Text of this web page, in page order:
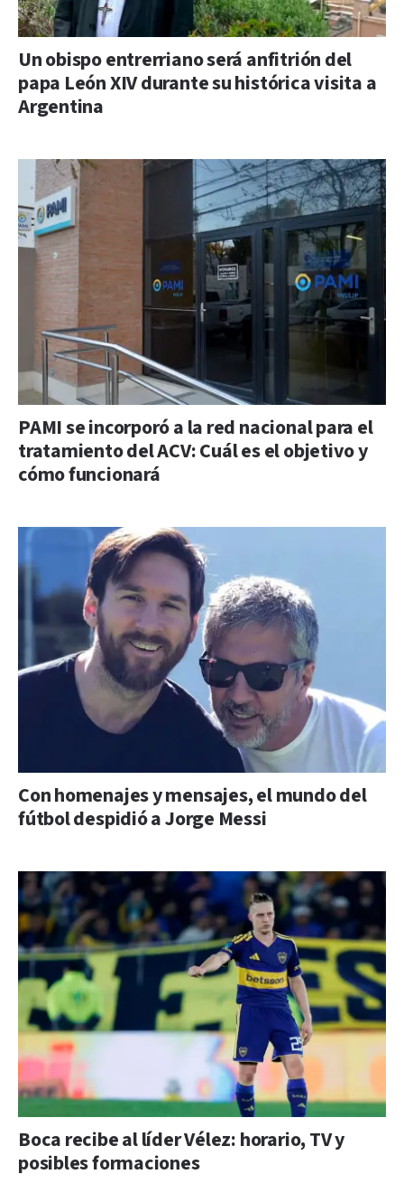
Un obispo entrerriano será anfitrión del
papa León XIV durante su histórica visita a
Argentina
PAMI se incorporó a la red nacional para el
tratamiento del ACV: Cuál es el objetivo y
cómo funcionará
Con homenajes y mensajes, el mundo del
fútbol despidió a Jorge Messi
Boca recibe al líder Vélez: horario, TV y
posibles formaciones